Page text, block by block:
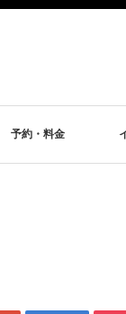
予約・料金